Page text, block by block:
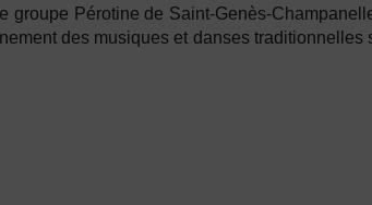
groupe Pérotine de Saint-Genès-
des musiques et danses traditionnelles